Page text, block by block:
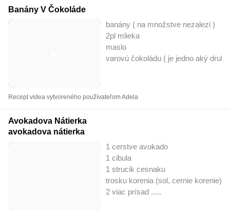
Banány V Čokoláde
banány ( na množstve nezalezi )
2pl mlieka
maslo
varovú čokoládu ( je jedno aký druh )
Recept videa vytvoreného používateľom Adela
Avokadova Nátierka
avokadova nátierka
1 cerstve avokado
1 cibula
1 strucik cesnaku
trosku korenia (sol, cernie korenie)
2 viac prísad .....